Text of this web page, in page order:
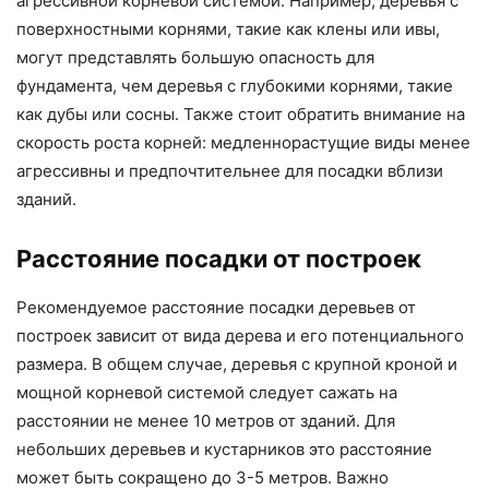
поверхностными корнями, такие как клены или ивы,
могут представлять большую опасность для
фундамента, чем деревья с глубокими корнями, такие
как дубы или сосны. Также стоит обратить внимание на
скорость роста корней: медленнорастущие виды менее
агрессивны и предпочтительнее для посадки вблизи
зданий.
Расстояние посадки от построек
Рекомендуемое расстояние посадки деревьев от
построек зависит от вида дерева и его потенциального
размера. В общем случае, деревья с крупной кроной и
мощной корневой системой следует сажать на
расстоянии не менее 10 метров от зданий. Для
небольших деревьев и кустарников это расстояние
может быть сокращено до 3-5 метров. Важно